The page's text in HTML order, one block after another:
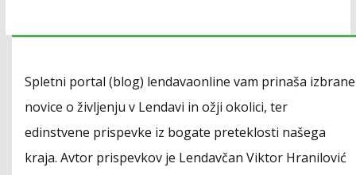
Spletni portal (blog) lendavaonline vam prinaša izbrane
novice o življenju v Lendavi in ožji okolici, ter
edinstvene prispevke iz bogate preteklosti našega
kraja. Avtor prispevkov je Lendavčan Viktor Hranilović